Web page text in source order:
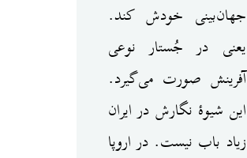
جهان‌بینی خودش کند.
یعنی در جُستار نوعی
آفرینش صورت می‌گیرد.
این شیوهٔ نگارش در ایران
زیاد باب نیست. در اروپا